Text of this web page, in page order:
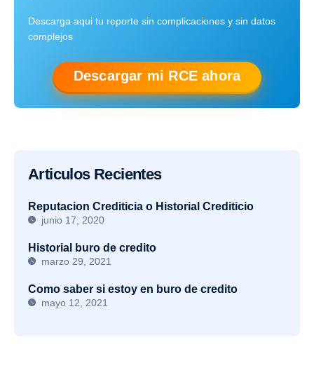
Descarga aqui tu reporte sin complicaciones y sin datos
complejos
Descargar mi RCE ahora
Articulos Recientes
Reputacion Crediticia o Historial Crediticio
junio 17, 2020
Historial buro de credito
marzo 29, 2021
Como saber si estoy en buro de credito
mayo 12, 2021